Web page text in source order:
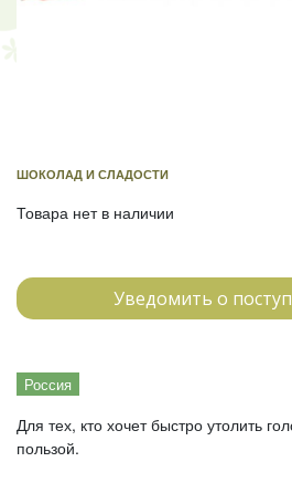
ШОКОЛАД И СЛАДОСТИ
Товара нет в наличии
Уведомить о
Россия
Для тех, кто хочет быстро утолить
пользой.